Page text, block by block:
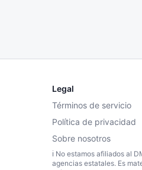
Legal
Términos de servicio
Política de privacidad
Sobre nosotros
ℹ️ No estamos afiliados al
agencias estatales. Es